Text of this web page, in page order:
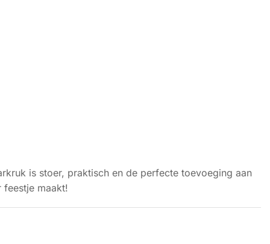
is stoer, praktisch en de perfecte toevoeging aan
maakt!